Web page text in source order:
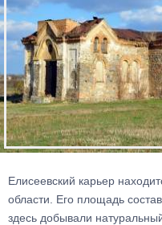
Елисеевский карьер
области. Его площадь
здесь добывали